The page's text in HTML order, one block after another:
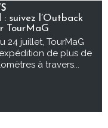
suivez l’Outback
TourMaG
24 juillet, TourMaG
de plus de
à travers...